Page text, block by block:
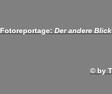
Fotoreportage: Der andere
© by